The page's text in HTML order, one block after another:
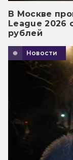
В Москве
League 2026
рублей
Новости